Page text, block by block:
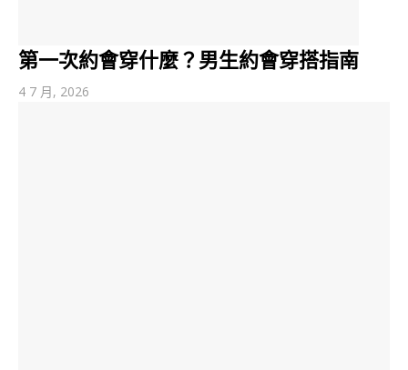
第一次約會穿什麼？男生約會穿搭指南
4 7 月, 2026